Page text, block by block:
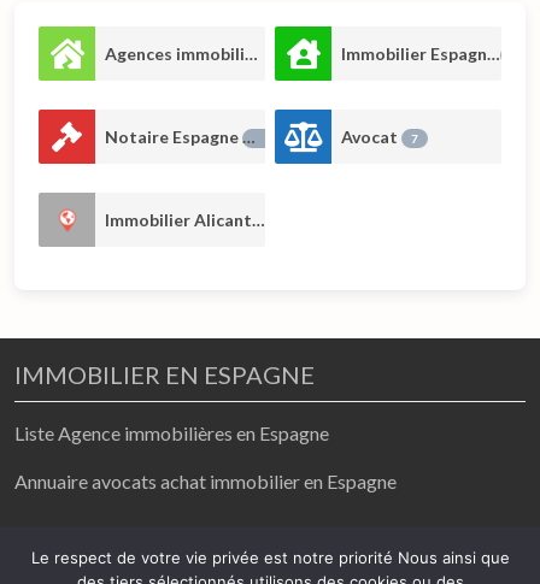
Agences immobilières 66 Immobilier Espagne
Notaire Espagne17 Avocat 7
Immobilier Alicante
IMMOBILIER EN ESPAGNE
Liste Agence immobilières en Espagne
Annuaire avocats achat immobilier en Espagne
Le respect de votre vie privée est notre priorité Nous ainsi que